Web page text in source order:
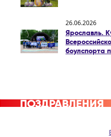
26.06.2026
Ярославль.
боулспорта
ПОЗДРАВЛЕНИЯ